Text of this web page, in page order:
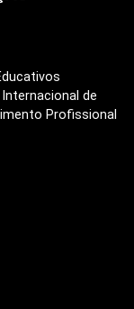
de
Profissional